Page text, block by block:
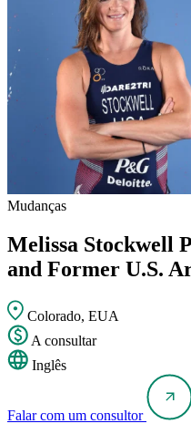
Mudanças
Melissa Stockwell
and Former U.S.
Colorado, EUA
A consultar
Inglês
Falar com um consultor